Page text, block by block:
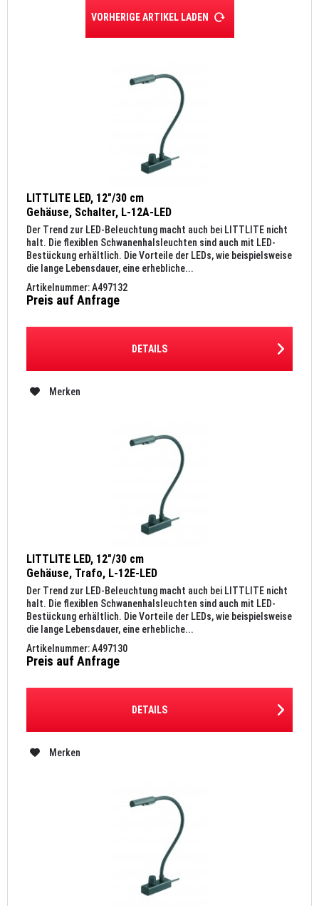
VORHERIGE ARTIKEL LADEN
LITTLITE LED, 12"/30 cm
Gehäuse, Schalter, L-12A-LED
Der Trend zur LED-Beleuchtung macht auch bei LITTLITE nicht
halt. Die flexiblen Schwanenhalsleuchten sind auch mit LED-
Bestückung erhältlich. Die Vorteile der LEDs, wie beispielsweise
die lange Lebensdauer, eine erhebliche...
Artikelnummer: A497132
Preis auf Anfrage
DETAILS
Merken
LITTLITE LED, 12"/30 cm
Gehäuse, Trafo, L-12E-LED
Der Trend zur LED-Beleuchtung macht auch bei LITTLITE nicht
halt. Die flexiblen Schwanenhalsleuchten sind auch mit LED-
Bestückung erhältlich. Die Vorteile der LEDs, wie beispielsweise
die lange Lebensdauer, eine erhebliche...
Artikelnummer: A497130
Preis auf Anfrage
DETAILS
Merken